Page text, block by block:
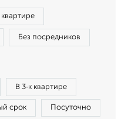
Без посредников
В 3‑к квартире
срок Посуточно